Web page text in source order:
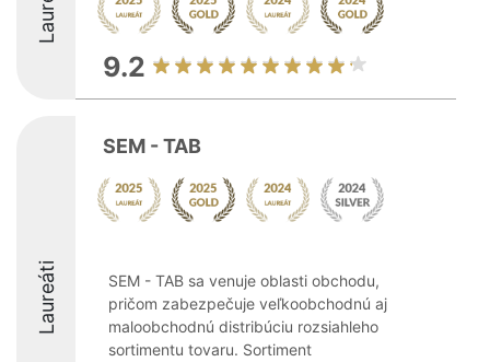
9.2
Laureáti
SEM - TAB
SEM - TAB sa venuje oblasti obchodu,
pričom zabezpečuje veľkoobchodnú aj
maloobchodnú distribúciu rozsiahleho
sortimentu tovaru. Sortiment